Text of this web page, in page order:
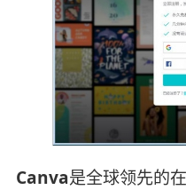
Canva是全球领先的